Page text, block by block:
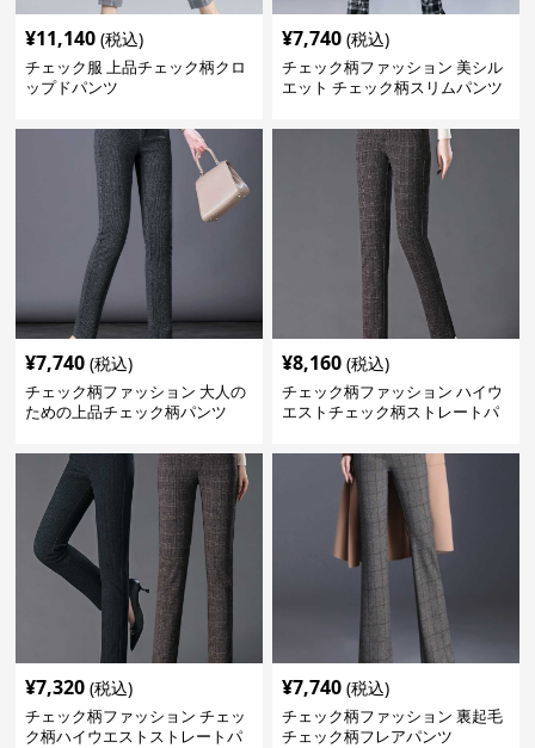
¥11,140 (税込)
チェック服 上品チェック柄クロ
ップドパンツ
¥7,740 (税込)
チェック柄ファッション 美シル
エット チェック柄スリムパンツ
¥7,740 (税込)
チェック柄ファッション 大人の
ための上品チェック柄パンツ
¥8,160 (税込)
チェック柄ファッション ハイウ
エストチェック柄ストレートパ
¥7,320 (税込)
チェック柄ファッション チェッ
ク柄ハイウエストストレートパ
¥7,740 (税込)
チェック柄ファッション 裏起毛
チェック柄フレアパンツ